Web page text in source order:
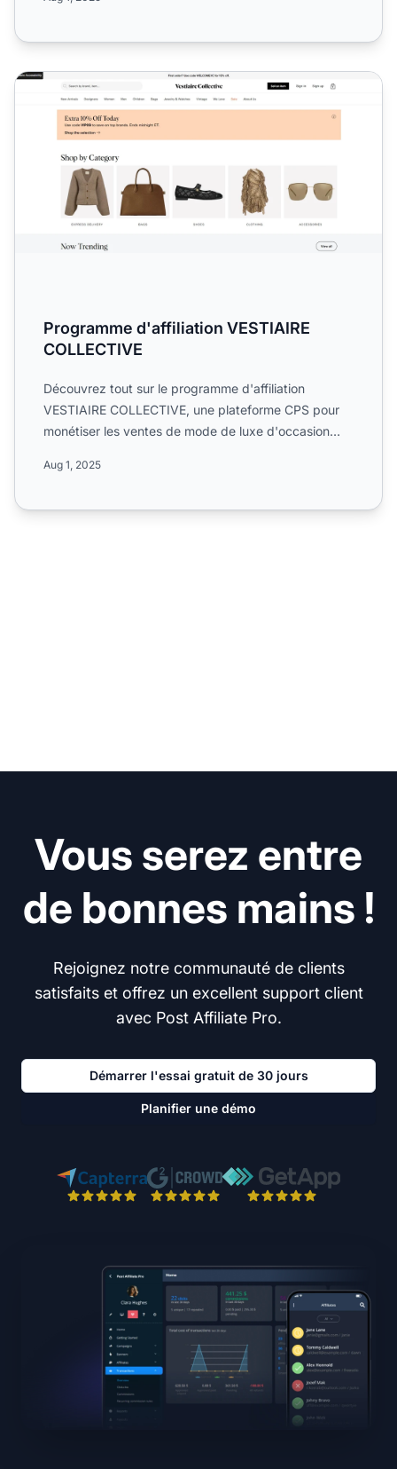
Programme d'affiliation VESTIAIRE COLLECTIVE
Programme d'affiliation VESTIAIRE
COLLECTIVE
Découvrez tout sur le programme d'affiliation
VESTIAIRE COLLECTIVE, une plateforme CPS pour
monétiser les ventes de mode de luxe d'occasion
Aug 1, 2025
Vous serez entre
de bonnes mains !
Rejoignez notre communauté de clients
satisfaits et offrez un excellent support client
avec Post Affiliate Pro.
Démarrer l'essai gratuit de 30 jours
Planifier une démo